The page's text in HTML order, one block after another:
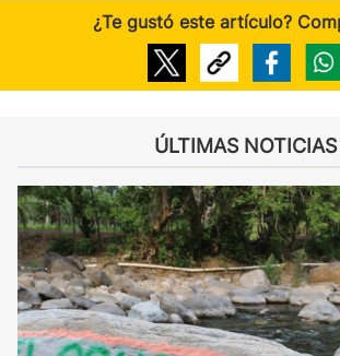
¿Te gustó este artículo?
ÚLTIMAS NOTICIAS